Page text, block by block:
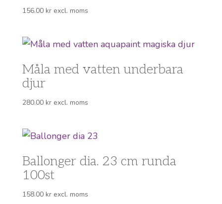
156.00 krexcl. moms
Måla med vatten underbara
djur
280.00 krexcl. moms
Ballonger dia. 23 cm runda
100st
158.00 krexcl. moms